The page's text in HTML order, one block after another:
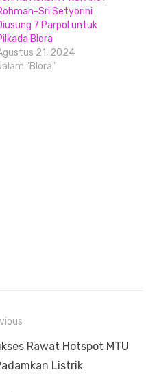
Sri Setyorini
7 Parpol untuk
Blora
21, 2024
"Blora"
Rawat Hotspot MTU
Listrik